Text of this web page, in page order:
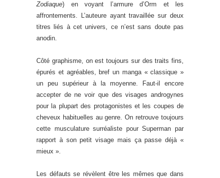
Zodiaque) en voyant l’armure d’Orm et les
affrontements. L’auteure ayant travaillée sur deux
titres liés à cet univers, ce n’est sans doute pas
anodin.
Côté graphisme, on est toujours sur des traits fins,
épurés et agréables, bref un manga « classique »
un peu supérieur à la moyenne. Faut-il encore
accepter de ne voir que des visages androgynes
pour la plupart des protagonistes et les coupes de
cheveux habituelles au genre. On retrouve toujours
cette musculature surréaliste pour Superman par
rapport à son petit visage mais ça passe déjà «
mieux ».
Les défauts se révèlent être les mêmes que dans